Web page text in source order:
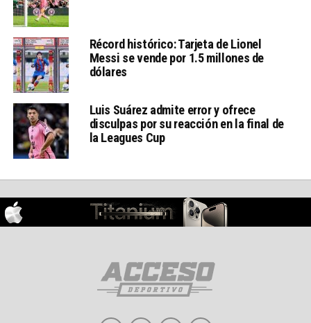
Récord histórico: Tarjeta de Lionel
Messi se vende por 1.5 millones de
dólares
Luis Suárez admite error y ofrece
disculpas por su reacción en la final de
la Leagues Cup